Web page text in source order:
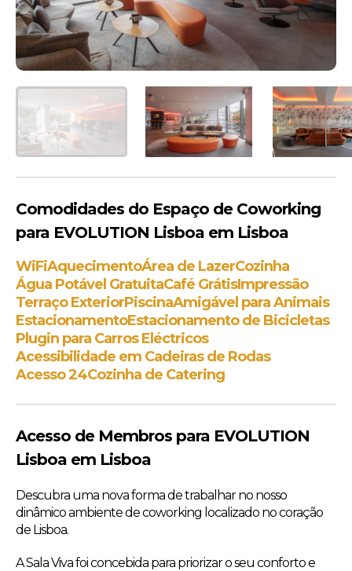
Comodidades do Espaço de Coworking
para EVOLUTION Lisboa em Lisboa
WiFiAquecimentoÁrea de LazerCozinha
Água Potável GratuitaCafé GrátisImpressão
Terraço ExteriorPiscinaAmigável para Animais
EstacionamentoEstacionamento de Bicicletas
Plugin para Carros Eléctricos
Acessibilidade em Cadeiras de Rodas
Acesso 24Cozinha de Catering
Acesso de Membros para EVOLUTION
Lisboa em Lisboa
Descubra uma nova forma de trabalhar no nosso
dinâmico ambiente de coworking localizado no coração
de Lisboa.
A Sala Viva foi concebida para priorizar o seu conforto e